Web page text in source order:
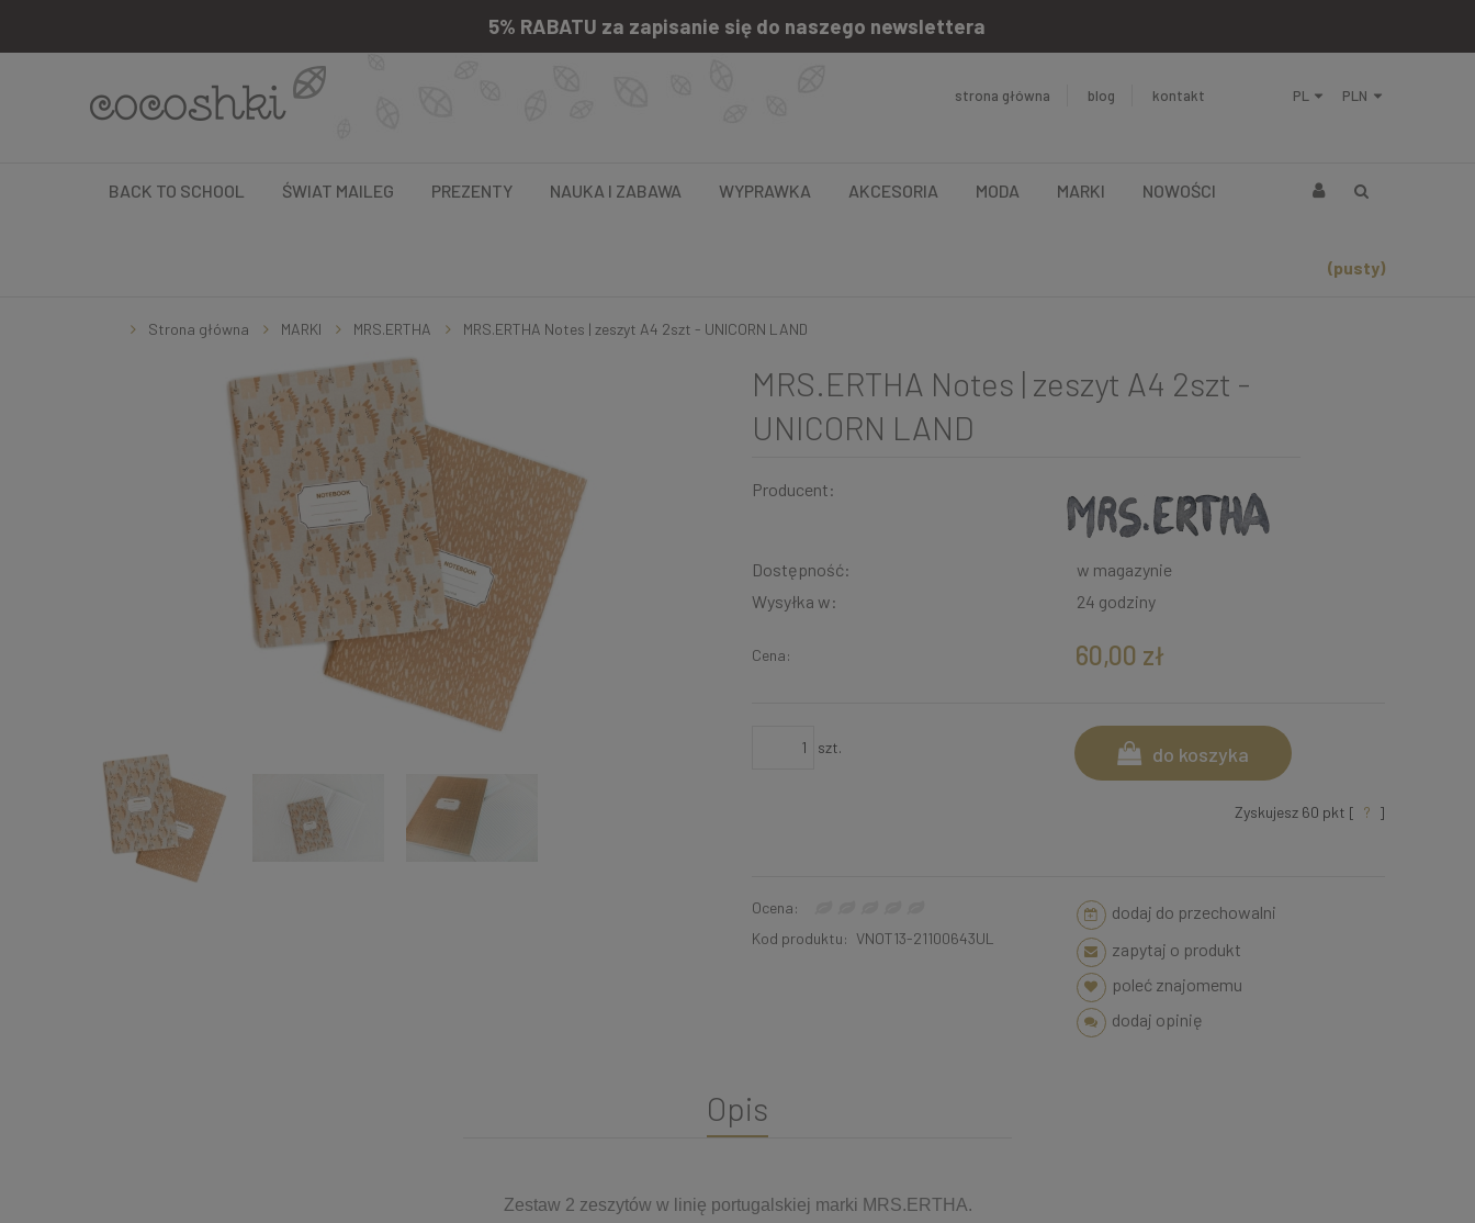
5% RABATU za zapisanie się do naszego newslettera
strona główna blog kontakt
BACK TO SCHOOL ŚWIAT MAILEG PREZENTY NAUKA I ZABAWA WYPRAWKA AKCESORIA MODA MARKI NOWOŚCI
(pusty)
Strona główna MARKI MRS.ERTHA MRS.ERTHA Notes | zeszyt A4 2szt - UNICORN LAND
MRS.ERTHA Notes | zeszyt A4 2szt -
UNICORN LAND
Producent:
Dostępność:
w magazynie
Wysyłka w:
24 godziny
Cena: 60,00 zł
szt. do koszyka
Zyskujesz 60 pkt [ ? ]
Ocena:
Kod produktu: VNOT13-21100643UL
dodaj do przechowalni
zapytaj o produkt
poleć znajomemu
dodaj opinię
Opis
Zestaw 2 zeszytów w linię portugalskiej marki MRS.ERTHA.